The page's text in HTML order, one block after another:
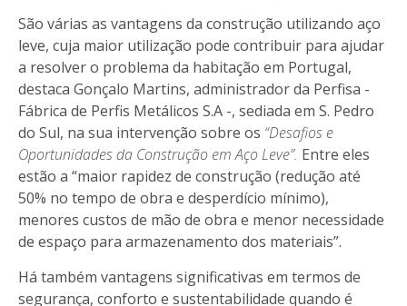
São várias as vantagens da construção utilizando aço
leve, cuja maior utilização pode contribuir para ajudar
a resolver o problema da habitação em Portugal,
destaca Gonçalo Martins, administrador da Perfisa -
Fábrica de Perfis Metálicos S.A -, sediada em S. Pedro
do Sul, na sua intervenção sobre os “Desafios e
Oportunidades da Construção em Aço Leve”. Entre eles
estão a “maior rapidez de construção (redução até
50% no tempo de obra e desperdício mínimo),
menores custos de mão de obra e menor necessidade
de espaço para armazenamento dos materiais”.
Há também vantagens significativas em termos de
segurança, conforto e sustentabilidade quando é